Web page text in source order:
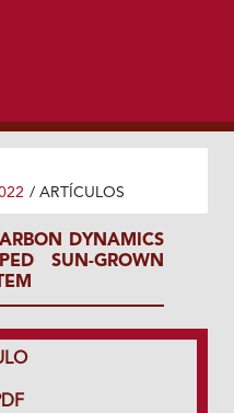
/ ARTÍCULOS
DYNAMICS
SUN-GROWN